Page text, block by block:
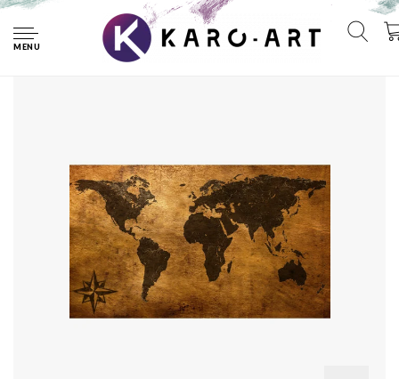
MENU
Schilderij - Oude wereldkaart, 120x70, Premium print